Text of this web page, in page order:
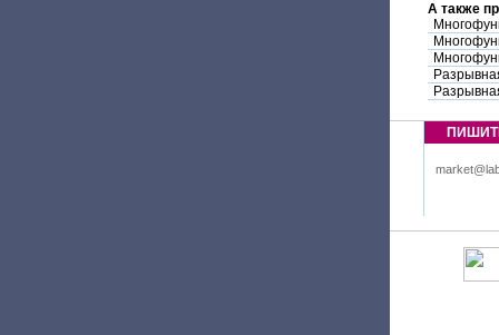
А также